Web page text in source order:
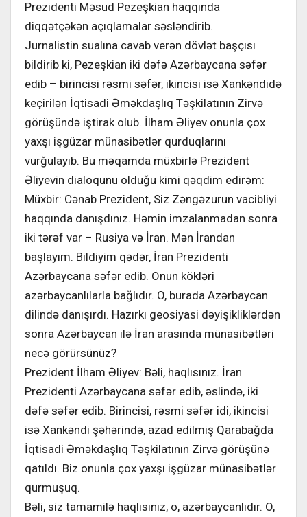
Prezidenti Məsud Pezeşkian haqqında
diqqətçəkən açıqlamalar səsləndirib.
Jurnalistin sualına cavab verən dövlət başçısı
bildirib ki, Pezeşkian iki dəfə Azərbaycana səfər
edib – birincisi rəsmi səfər, ikincisi isə Xankəndidə
keçirilən İqtisadi Əməkdaşlıq Təşkilatının Zirvə
görüşündə iştirak olub. İlham Əliyev onunla çox
yaxşı işgüzar münasibətlər qurduqlarını
vurğulayıb. Bu məqamda müxbirlə Prezident
Əliyevin dialoqunu olduğu kimi qəqdim edirəm:
Müxbir: Cənab Prezident, Siz Zəngəzurun vacibliyi
haqqında danışdınız. Həmin imzalanmadan sonra
iki tərəf var – Rusiya və İran. Mən İrandan
başlayım. Bildiyim qədər, İran Prezidenti
Azərbaycana səfər edib. Onun kökləri
azərbaycanlılarla bağlıdır. O, burada Azərbaycan
dilində danışırdı. Hazırkı geosiyasi dəyişikliklərdən
sonra Azərbaycan ilə İran arasında münasibətləri
necə görürsünüz?
Prezident İlham Əliyev: Bəli, haqlısınız. İran
Prezidenti Azərbaycana səfər edib, əslində, iki
dəfə səfər edib. Birincisi, rəsmi səfər idi, ikincisi
isə Xankəndi şəhərində, azad edilmiş Qarabağda
İqtisadi Əməkdaşlıq Təşkilatının Zirvə görüşünə
qatıldı. Biz onunla çox yaxşı işgüzar münasibətlər
qurmuşuq.
Bəli, siz tamamilə haqlısınız, o, azərbaycanlıdır. O,